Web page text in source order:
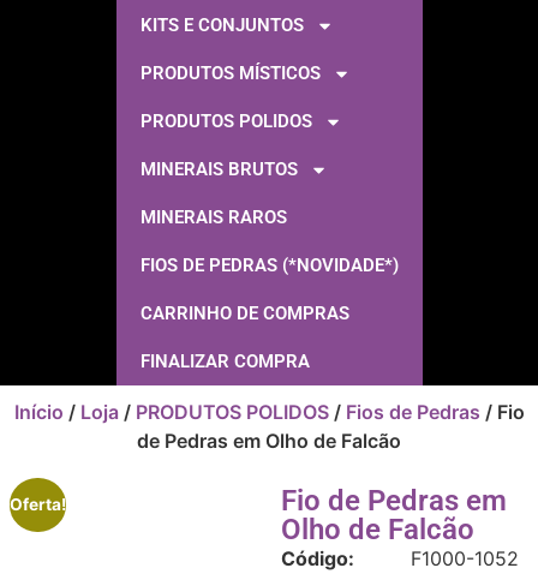
KITS E CONJUNTOS
PRODUTOS MÍSTICOS
PRODUTOS POLIDOS
MINERAIS BRUTOS
MINERAIS RAROS
FIOS DE PEDRAS (*NOVIDADE*)
CARRINHO DE COMPRAS
FINALIZAR COMPRA
Início / Loja/ PRODUTOS POLIDOS/ Fios de Pedras / Fio
de Pedras em Olho de Falcão
Oferta!
Fio de Pedras em
Olho de Falcão
Código:
F1000-1052